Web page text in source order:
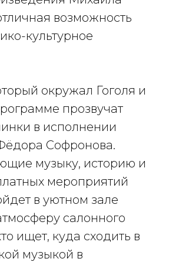
возможность
культурное
окружал Гоголя и
прозвучат
в исполнении
Софронова.
музыку, историю и
мероприятий
в уютном зале
салонного
ищет, куда сходить в
музыкой в